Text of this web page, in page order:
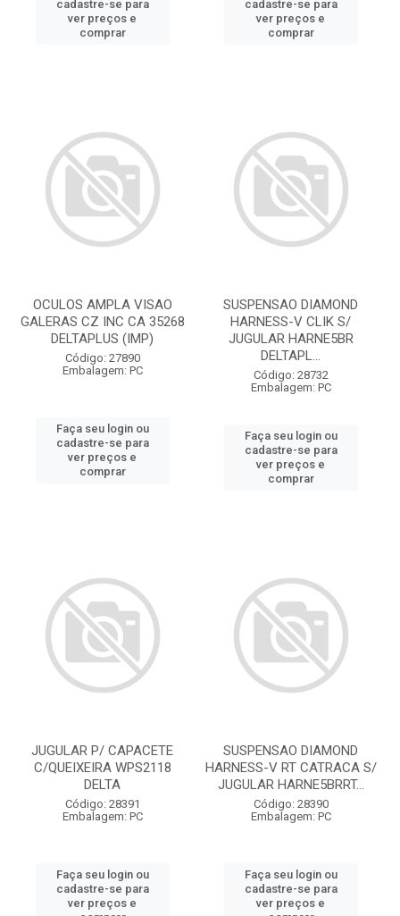
cadastre-se para
ver preços e
comprar
cadastre-se para
ver preços e
comprar
OCULOS AMPLA VISAO
GALERAS CZ INC CA 35268
DELTAPLUS (IMP)
Código: 27890
Embalagem: PC
Faça seu login ou
cadastre-se para
ver preços e
comprar
SUSPENSAO DIAMOND
HARNESS-V CLIK S/
JUGULAR HARNE5BR
DELTAPL...
Código: 28732
Embalagem: PC
Faça seu login ou
cadastre-se para
ver preços e
comprar
JUGULAR P/ CAPACETE
C/QUEIXEIRA WPS2118
DELTA
Código: 28391
Embalagem: PC
Faça seu login ou
cadastre-se para
ver preços e
SUSPENSAO DIAMOND
HARNESS-V RT CATRACA S/
JUGULAR HARNE5BRRT...
Código: 28390
Embalagem: PC
Faça seu login ou
cadastre-se para
ver preços e